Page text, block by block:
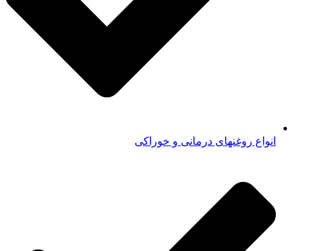
انواع روغنهای درمانی و خوراکی